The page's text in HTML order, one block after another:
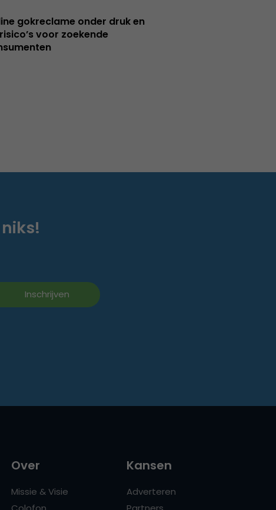
gokreclame onder druk en
voor zoekende
Over
Missie & Visie
Kansen
Adverteren